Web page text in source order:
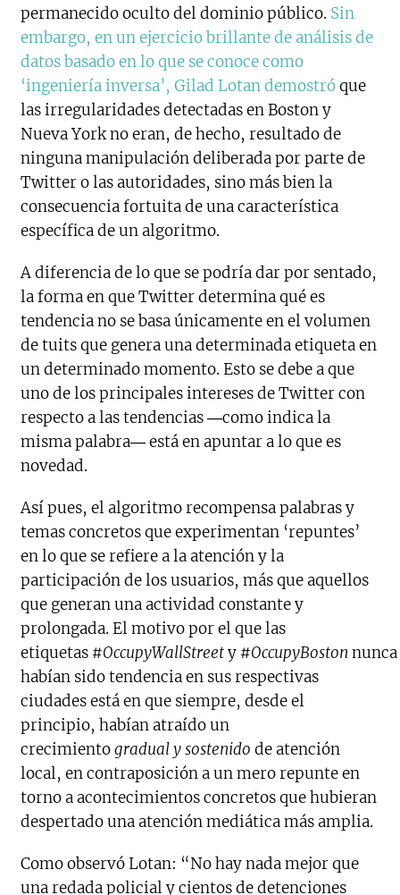
permanecido oculto del dominio público. Sin
embargo, en un ejercicio brillante de análisis de
datos basado en lo que se conoce como
‘ingeniería inversa’, Gilad Lotan demostróque
las irregularidades detectadas en Boston y
Nueva York no eran, de hecho, resultado de
ninguna manipulación deliberada por parte de
Twitter o las autoridades, sino más bien la
consecuencia fortuita de una característica
específica de un algoritmo.
A diferencia de lo que se podría dar por sentado,
la forma en que Twitter determina qué es
tendencia no se basa únicamente en el volumen
de tuits que genera una determinada etiqueta en
un determinado momento. Esto se debe a que
uno de los principales intereses de Twitter con
respecto a las tendencias ―como indica la
misma palabra― está en apuntar a lo que es
novedad.
Así pues, el algoritmo recompensa palabras y
temas concretos que experimentan ‘repuntes’
en lo que se refiere a la atención y la
participación de los usuarios, más que aquellos
que generan una actividad constante y
prolongada. El motivo por el que las
etiquetas #OccupyWallStreety #OccupyBoston nunca
habían sido tendencia en sus respectivas
ciudades está en que siempre, desde el
principio, habían atraído un
crecimientogradual y sostenido de atención
local, en contraposición a un mero repunte en
torno a acontecimientos concretos que hubieran
despertado una atención mediática más amplia.
Como observó Lotan: “No hay nada mejor que
una redada policial y cientos de detenciones